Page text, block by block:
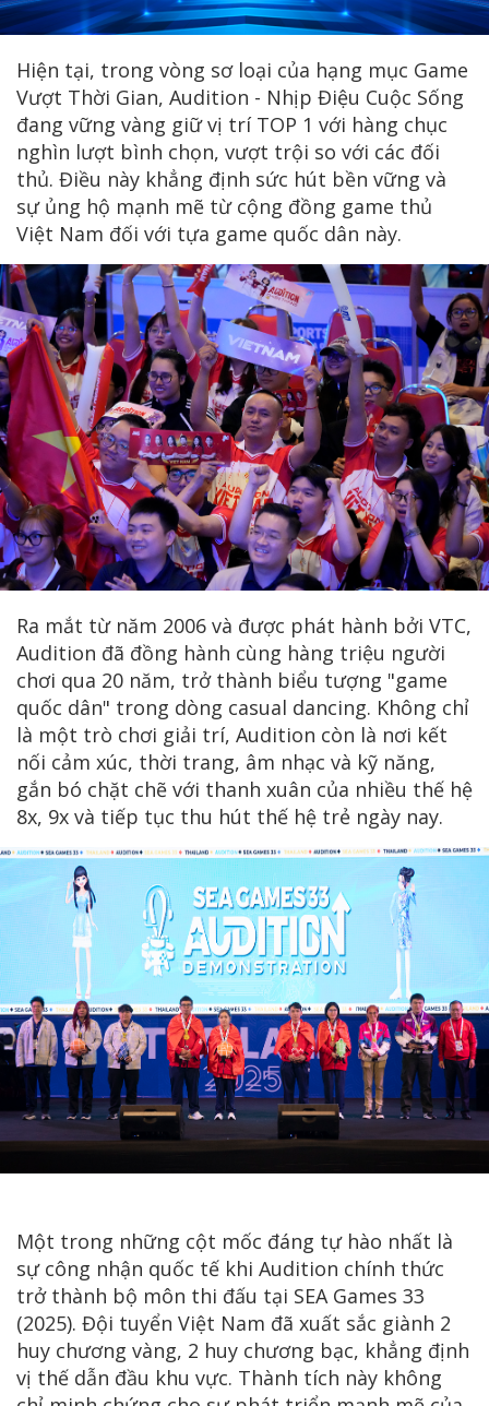
Hiện tại, trong vòng sơ loại của hạng mục Game
Vượt Thời Gian, Audition - Nhịp Điệu Cuộc Sống
đang vững vàng giữ vị trí TOP 1 với hàng chục
nghìn lượt bình chọn, vượt trội so với các đối
thủ. Điều này khẳng định sức hút bền vững và
sự ủng hộ mạnh mẽ từ cộng đồng game thủ
Việt Nam đối với tựa game quốc dân này.
Ra mắt từ năm 2006 và được phát hành bởi VTC,
Audition đã đồng hành cùng hàng triệu người
chơi qua 20 năm, trở thành biểu tượng "game
quốc dân" trong dòng casual dancing. Không chỉ
là một trò chơi giải trí, Audition còn là nơi kết
nối cảm xúc, thời trang, âm nhạc và kỹ năng,
gắn bó chặt chẽ với thanh xuân của nhiều thế hệ
8x, 9x và tiếp tục thu hút thế hệ trẻ ngày nay.
Một trong những cột mốc đáng tự hào nhất là
sự công nhận quốc tế khi Audition chính thức
trở thành bộ môn thi đấu tại SEA Games 33
(2025). Đội tuyển Việt Nam đã xuất sắc giành 2
huy chương vàng, 2 huy chương bạc, khẳng định
vị thế dẫn đầu khu vực. Thành tích này không